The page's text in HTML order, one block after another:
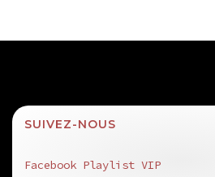
SUIVEZ-NOUS
Facebook Playlist VIP